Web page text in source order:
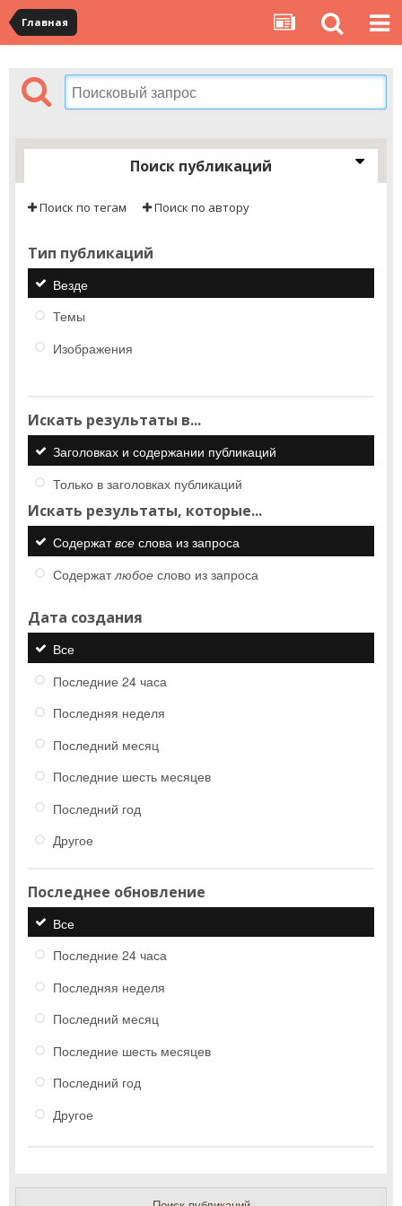
Главная
Поиск публикаций
Поиск по тегам Поиск по автору
Тип публикаций
Везде
Темы
Изображения
Искать результаты в...
Заголовках и содержании публикаций
Только в заголовках публикаций
Искать результаты, которые...
Содержатвсе слова из запроса
Содержатлюбое слово из запроса
Дата создания
Все
Последние 24 часа
Последняя неделя
Последний месяц
Последние шесть месяцев
Последний год
Другое
Последнее обновление
Все
Последние 24 часа
Последняя неделя
Последний месяц
Последние шесть месяцев
Последний год
Другое